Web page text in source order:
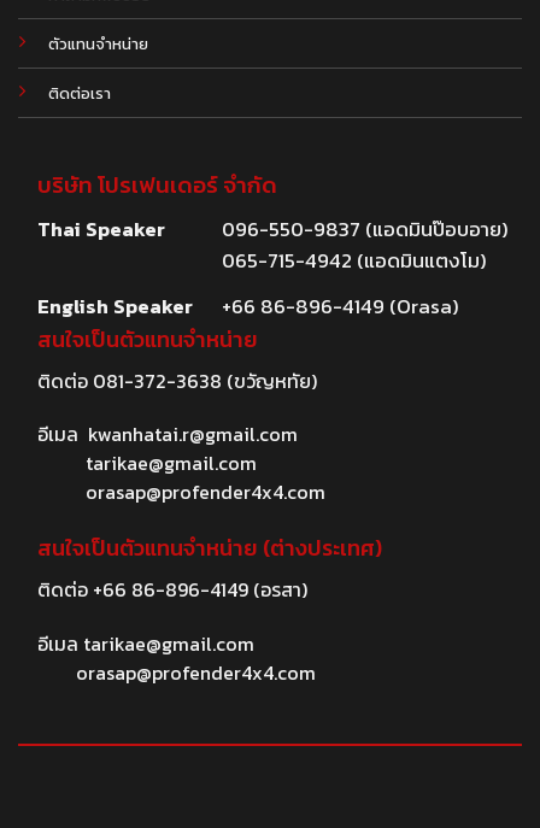
ตัวแทนจำหน่าย
ติดต่อเรา
บริษัท โปรเฟนเดอร์ จำกัด
Thai Speaker
096-550-9837 (แอดมินป๊อบอาย)
065-715-4942 (แอดมินแตงโม)
English Speaker
+66 86-896-4149 (Orasa)
สนใจเป็นตัวแทนจำหน่าย
ติดต่อ 081-372-3638 (ขวัญหทัย)
อีเมล kwanhatai.r@gmail.com
tarikae@gmail.com
orasap@profender4x4.com
สนใจเป็นตัวแทนจำหน่าย (ต่างประเทศ)
ติดต่อ +66 86-896-4149(อรสา)
อีเมล tarikae@gmail.com
orasap@profender4x4.com